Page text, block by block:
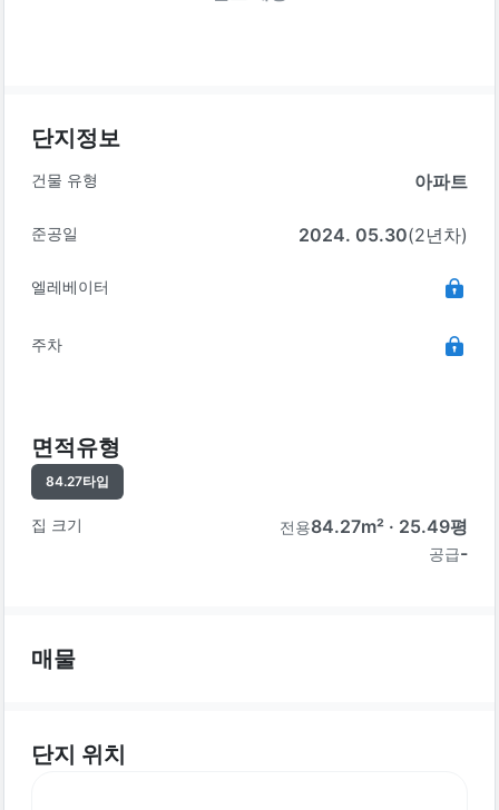
단지정보
건물 유형 아파트
준공일 2024. 05.30(2년차)
엘레베이터
주차
면적유형
84.27타입
집 크기 전용84.27m² · 25.49평
공급-
매물
단지 위치